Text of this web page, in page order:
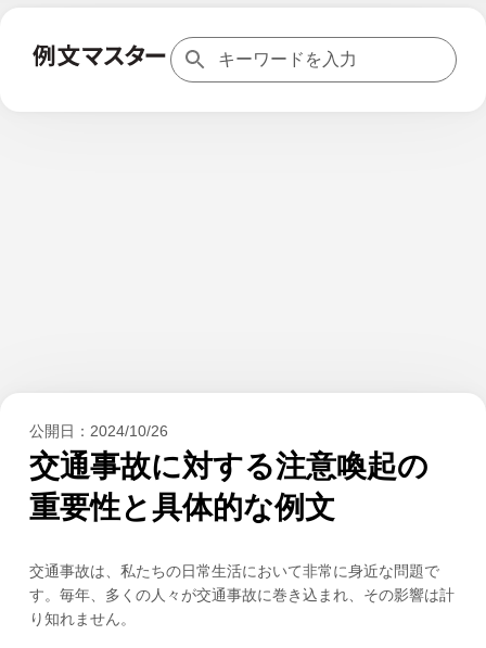
公開日： 2024/10/26
交通事故に対する注意喚起の
重要性と具体的な例文
交通事故は、私たちの日常生活において非常に身近な問題で
す。毎年、多くの人々が交通事故に巻き込まれ、その影響は計
り知れません。